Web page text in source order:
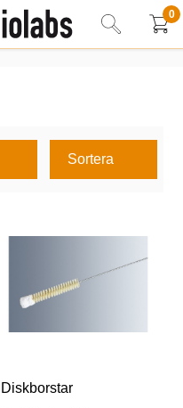
0
Sortera
Diskborstar